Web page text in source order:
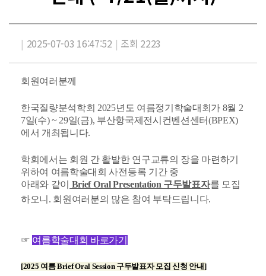
| 2025-07-03 16:47:52 | 조회 2223
회원여러분께
한국질량분석학회 2025년도 여름정기학술대회가 8월 2
7일(수) ~ 29일(금), 부산항국제전시컨벤션센터(BPEX)
에서 개최됩니다.
학회에서는 회원 간 활발한 연구교류의 장을 마련하기
위하여 여름학술대회 사전등록 기간 중
아래와 같이
Brief Oral Presentation 구두발표자를 모집
하오니. 회원여러분의 많은 참여 부탁드립니다.
☞ 여름학술대회 바로가기
[2025 여름 Brief Oral Session 구두발표자 모집 신청 안내]